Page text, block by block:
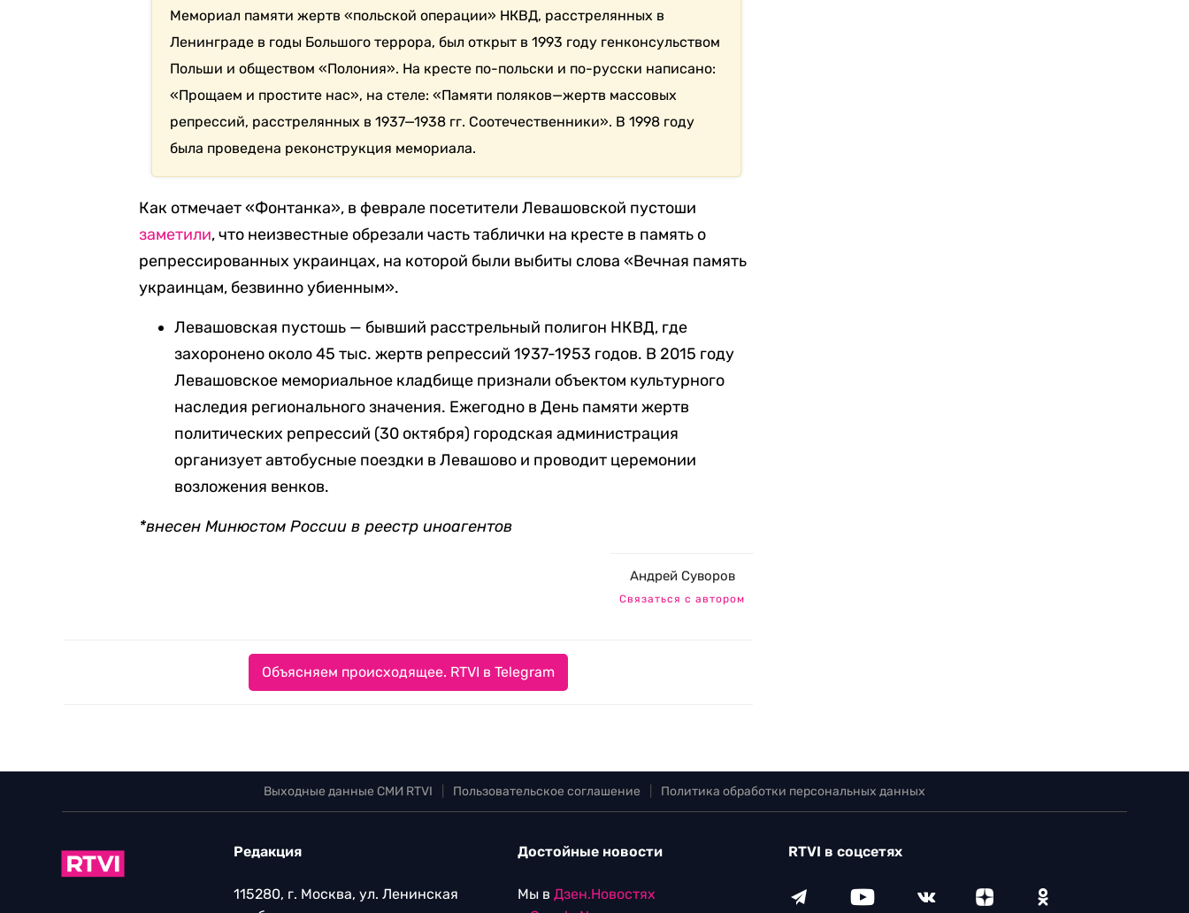
Мемориал памяти жертв «польской операции» НКВД, расстрелянных в
Ленинграде в годы Большого террора, был открыт в 1993 году генконсульством
Польши и обществом «Полония». На кресте по-польски и по-русски написано:
«Прощаем и простите нас», на стеле: «Памяти поляков—жертв массовых
репрессий, расстрелянных в 1937—1938 гг. Соотечественники». В 1998 году
была проведена реконструкция мемориала.
Как отмечает «Фонтанка», в феврале посетители Левашовской пустоши
заметили, что неизвестные обрезали часть таблички на кресте в память о
репрессированных украинцах, на которой были выбиты слова «Вечная память
украинцам, безвинно убиенным».
Левашовская пустошь — бывший расстрельный полигон НКВД, где
захоронено около 45 тыс. жертв репрессий 1937-1953 годов. В 2015 году
Левашовское мемориальное кладбище признали объектом культурного
наследия регионального значения. Ежегодно в День памяти жертв
политических репрессий (30 октября) городская администрация
организует автобусные поездки в Левашово и проводит церемонии
возложения венков.
*внесен Минюстом России в реестр иноагентов
Андрей Суворов
Связаться с автором
Объясняем происходящее. RTVI в Telegram
Выходные данные СМИ RTVI Пользовательское соглашение Политика обработки персональных данных
Редакция
115280, г. Москва, ул. Ленинская
Достойные новости
Мы в Дзен.Новостях
RTVI в соцсетях